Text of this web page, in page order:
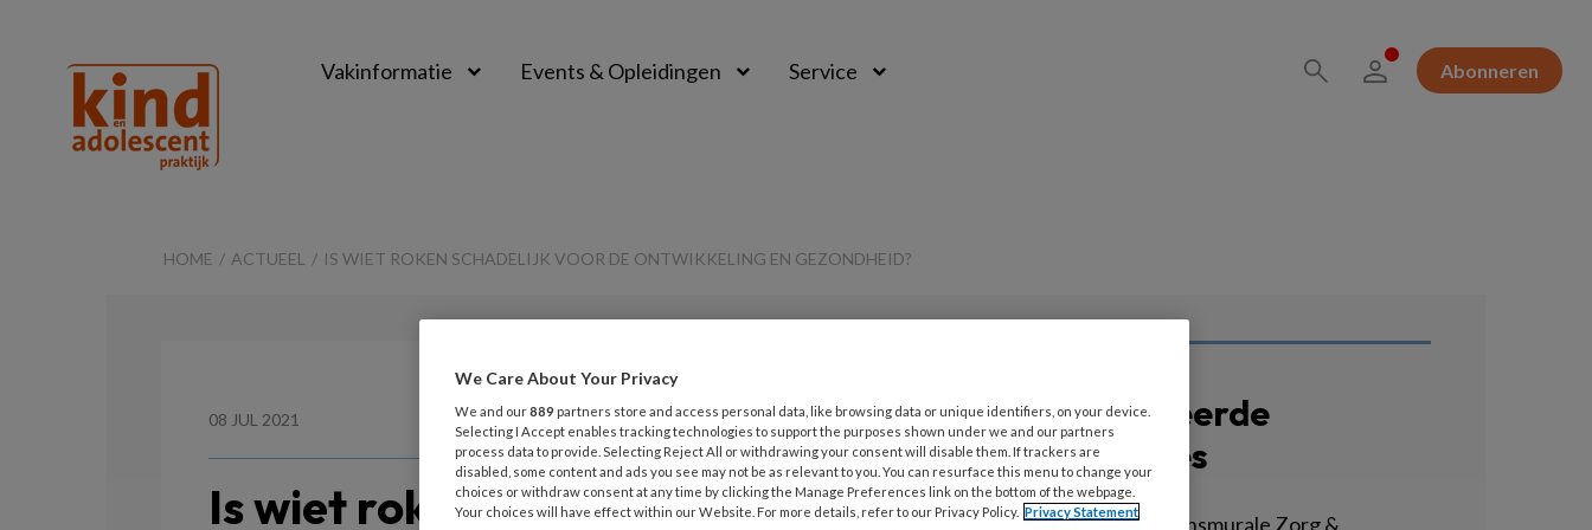
&
Vakinformatie Events & Opleidingen Service Abonneren
HOME ACTUEEL IS WIET ROKEN SCHADELIJK VOOR DE ONTWIKKELING EN GEZONDHEID?
08 JUL 2021 Opslaan Reacties 0 Delen
Is wiet roken schadelijk voor de
Gerelateerde
vacatures
Psycholoog Transmurale Zorg &
We Care About Your Privacy
We and our889 partners store and access personal data, like browsing data or unique identifiers, on your device.
Selecting I Accept enables tracking technologies to support the purposes shown under we and our partners
process data to provide. Selecting Reject All or withdrawing your consent will disable them. If trackers are
disabled, some content and ads you see may not be as relevant to you. You can resurface this menu to change your
choices or withdraw consent at any time by clicking the Manage Preferences link on the bottom of the webpage.
Your choices will have effect within our Website. For more details, refer to our Privacy Policy. Privacy Statement